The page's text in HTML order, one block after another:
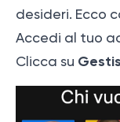
desideri. Ecco
Accedi al tuo
Clicca su